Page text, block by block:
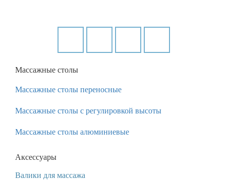
Массажные столы
Массажные столы переносные
Массажные столы с регулировкой высоты
Массажные столы алюминиевые
Аксессуары
Валики для массажа